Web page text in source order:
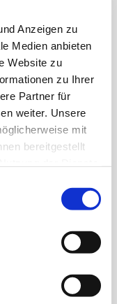
Anzeigen zu
Medien anbieten
Website zu
zu Ihrer
Partner für
weiter. Unsere
mit
bereitgestellt
zu